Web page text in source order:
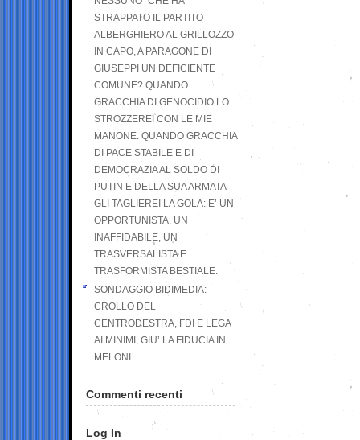
STRAPPATO IL PARTITO
ALBERGHIERO AL GRILLOZZO
IN CAPO, A PARAGONE DI
GIUSEPPI UN DEFICIENTE
COMUNE? QUANDO
GRACCHIA DI GENOCIDIO LO
STROZZEREI CON LE MIE
MANONE. QUANDO GRACCHIA
DI PACE STABILE E DI
DEMOCRAZIA AL SOLDO DI
PUTIN E DELLA SUA ARMATA
GLI TAGLIEREI LA GOLA: E’ UN
OPPORTUNISTA, UN
INAFFIDABILE, UN
TRASVERSALISTA E
TRASFORMISTA BESTIALE.
SONDAGGIO BIDIMEDIA:
CROLLO DEL
CENTRODESTRA, FDI E LEGA
AI MINIMI, GIU’ LA FIDUCIA IN
MELONI
Commenti recenti
Log In